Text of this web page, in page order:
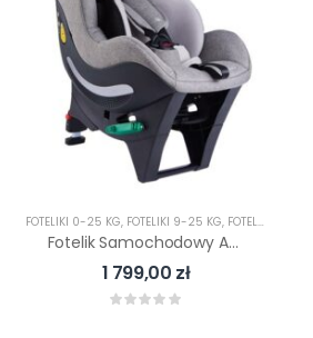
FOTELIKI 0-25 KG, FOTELIKI 9-25 KG, FOTELIKI I-SIZE
Fotelik Samochodowy Avionaut SKY 2.0C 0-25KG RWF 40-125cm
1 799,00 zł